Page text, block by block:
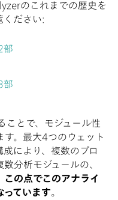
のこれまでの歴史を
ください:
部
部
ことで、モジュール性
。最大4つのウェット
により、複数のプロ
分析モジュールの、
この点でこのアナライ
っています。